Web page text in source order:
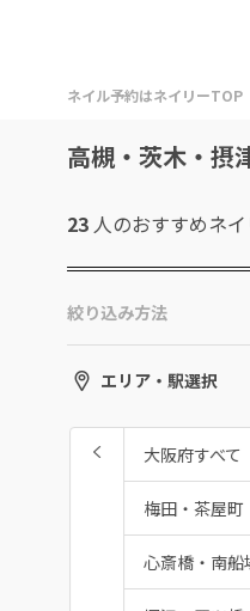
ネイル予約はネイリーTOP
高槻・茨木・摂
23 人のおすすめネ
絞り込み方法
エリア・駅選択
大阪府すべて
梅田・茶屋町
心斎橋・南船